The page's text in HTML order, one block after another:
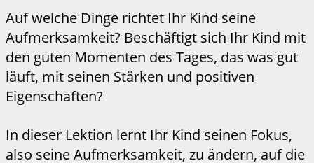
Auf welche Dinge richtet Ihr Kind seine
Aufmerksamkeit? Beschäftigt sich Ihr Kind mit
den guten Momenten des Tages, das was gut
läuft, mit seinen Stärken und positiven
Eigenschaften?
In dieser Lektion lernt Ihr Kind seinen Fokus,
also seine Aufmerksamkeit, zu ändern, auf die